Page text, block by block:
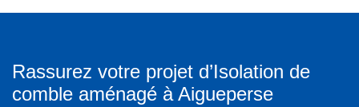
Rassurez votre projet d’Isolation de
comble aménagé à Aigueperse